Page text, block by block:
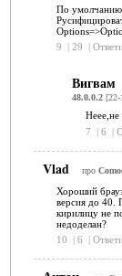
По умолчанию
9
| 29 |
Вигвам
48.0.0.2[22-
Неее,не
7
| 6 |
Vlad про
Хороший
версия до 40.
кирилицу не
недоделан?
10
| 6 |